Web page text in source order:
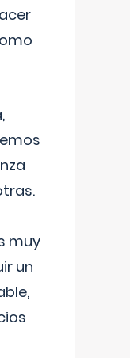
muy
un